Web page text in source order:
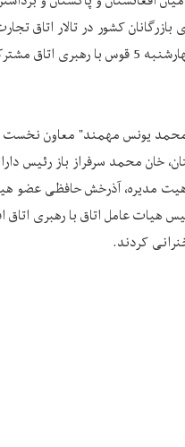
بازرگانان کشور در تالار اتاق
گذاری کشور به روز چهارشنبه 5 قوس با
یونس مهمند" معاون نخست
خان محمد سرفراز باز رئیس
مدیره، آذرخش حافظی عضو
هیات عامل اتاق با رهبری اتاق
کردند.